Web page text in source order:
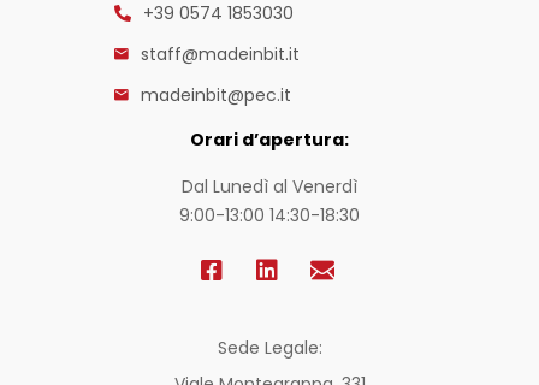
+39 0574 1853030
staff@madeinbit.it
madeinbit@pec.it
Orari d’apertura:
Dal Lunedì al Venerdì
9:00-13:00 14:30-18:30
Sede Legale: